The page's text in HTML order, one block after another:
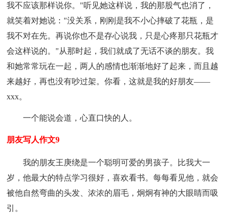
我不应该那样说你。"听见她这样说，我的那股气也消了，
就笑着对她说："没关系，刚刚是我不小心摔破了花瓶，是
我不对在先。再说你也不是存心说我，只是心疼那只花瓶才
会这样说的。"从那时起，我们就成了无话不谈的朋友。我
和她常常玩在一起，两人的感情也渐渐地好了起来，而且越
来越好，再也没有吵过架。你看，这就是我的好朋友——
xxx。
一个能说会道，心直口快的人。
朋友写人作文9
我的朋友王庚绕是一个聪明可爱的男孩子。比我大一
岁，他最大的特点学习很好，喜欢看书。每每看见他，就会
被他自然弯曲的头发、浓浓的眉毛，炯炯有神的大眼睛而吸
引。